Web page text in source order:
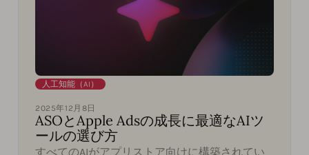
人工知能（AI）
2025年12月8日
ASOとApple Adsの成長に最適なAIツ
ールの選び方
すべてのAIがアプリストア向けに構築されてい